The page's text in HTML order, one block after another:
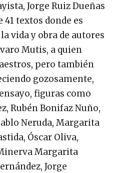
Jorge Ruiz Dueñas
41 textos donde es
vida y obra de autores
Mutis, a quien
pero también
gozosamente,
figuras como
Rubén Bonifaz Nuño,
Neruda, Margarita
Óscar Oliva,
Margarita
Jorge